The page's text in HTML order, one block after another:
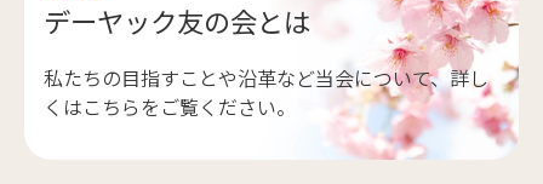
デーヤック友の会とは
私たちの目指すことや沿革など当会について、詳し
くはこちらをご覧ください。